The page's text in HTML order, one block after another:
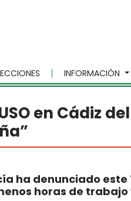
INFORMACIÓN
en Cádiz
ha denunciado
horas de